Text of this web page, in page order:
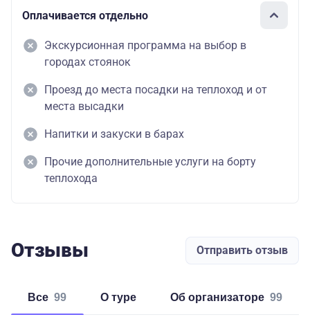
Оплачивается отдельно
Экскурсионная программа на выбор в
городах стоянок
Проезд до места посадки на теплоход и от
места высадки
Напитки и закуски в барах
Прочие дополнительные услуги на борту
теплохода
Отзывы Отправить отзыв
Все 99 о туре об организаторе 99